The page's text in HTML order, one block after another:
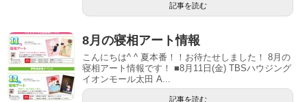
記事を読む
8月の寝相アート情報
こんにちは^ ^ 夏本番！！お待たせしました！ 8月の
寝相アート情報です！ ■8月11日(金) TBSハウジング
イオンモール太田 A...
記事を読む